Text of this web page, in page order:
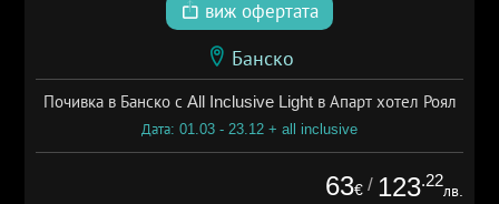
виж офертата
Банско
Почивка в Банско с All Inclusive Light в Апарт хотел Роял
Дата: 01.03 - 23.12 + all inclusive
63€ / 123.22
лв.